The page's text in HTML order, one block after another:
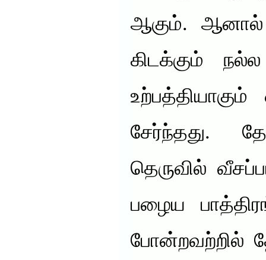
ஆகும். ஆனால்
கிடக்கும்
சேர்ந்தது.
தெருவில்
பழைய
போன்றவற்றில்